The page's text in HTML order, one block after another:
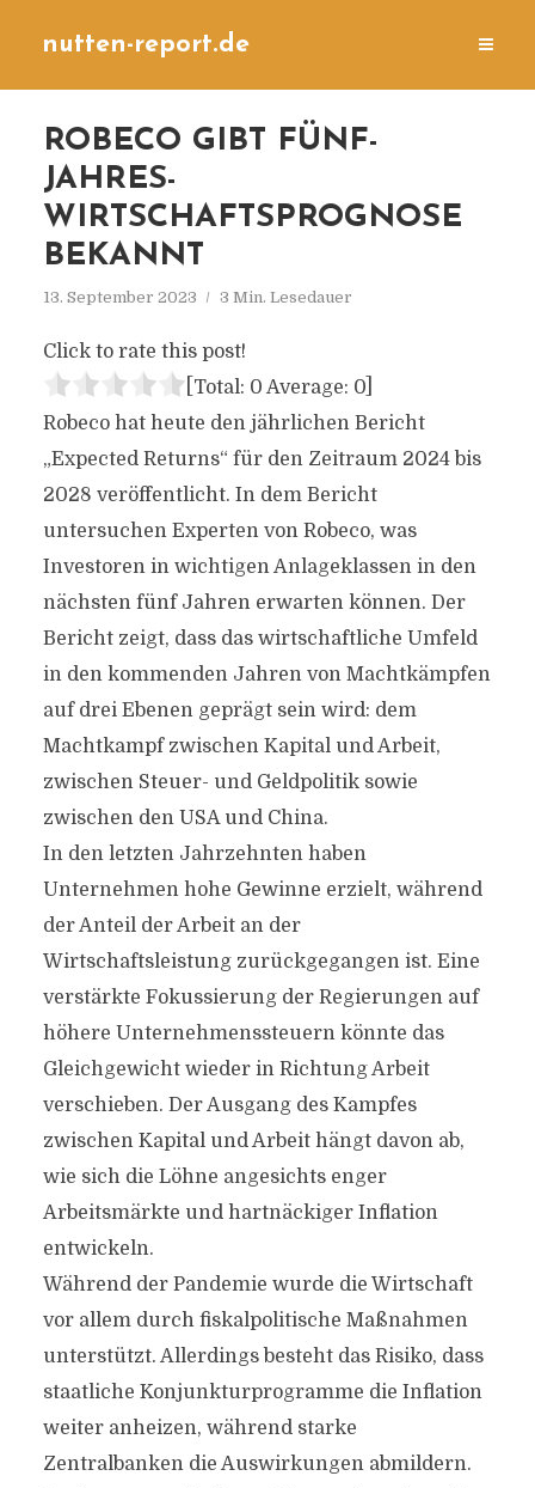
nutten-report.de
ROBECO GIBT FÜNF-
JAHRES-
WIRTSCHAFTSPROGNOSE
BEKANNT
13. September 2023 3 Min. Lesedauer
Click to rate this post!
[Total: 0 Average: 0]
Robeco hat heute den jährlichen Bericht
„Expected Returns“ für den Zeitraum 2024 bis
2028 veröffentlicht. In dem Bericht
untersuchen Experten von Robeco, was
Investoren in wichtigen Anlageklassen in den
nächsten fünf Jahren erwarten können. Der
Bericht zeigt, dass das wirtschaftliche Umfeld
in den kommenden Jahren von Machtkämpfen
auf drei Ebenen geprägt sein wird: dem
Machtkampf zwischen Kapital und Arbeit,
zwischen Steuer- und Geldpolitik sowie
zwischen den USA und China.
In den letzten Jahrzehnten haben
Unternehmen hohe Gewinne erzielt, während
der Anteil der Arbeit an der
Wirtschaftsleistung zurückgegangen ist. Eine
verstärkte Fokussierung der Regierungen auf
höhere Unternehmenssteuern könnte das
Gleichgewicht wieder in Richtung Arbeit
verschieben. Der Ausgang des Kampfes
zwischen Kapital und Arbeit hängt davon ab,
wie sich die Löhne angesichts enger
Arbeitsmärkte und hartnäckiger Inflation
entwickeln.
Während der Pandemie wurde die Wirtschaft
vor allem durch fiskalpolitische Maßnahmen
unterstützt. Allerdings besteht das Risiko, dass
staatliche Konjunkturprogramme die Inflation
weiter anheizen, während starke
Zentralbanken die Auswirkungen abmildern.